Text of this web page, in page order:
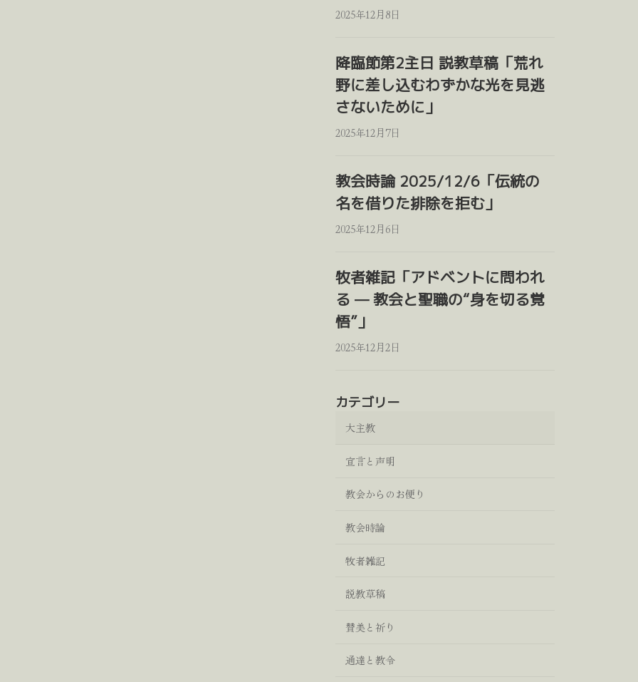
2025年12月8日
降臨節第2主日 説教草稿「荒れ
野に差し込むわずかな光を見逃
さないために」
2025年12月7日
教会時論 2025/12/6「伝統の
名を借りた排除を拒む」
2025年12月6日
牧者雑記「アドベントに問われ
る — 教会と聖職の“身を切る覚
悟”」
2025年12月2日
カテゴリー
大主教
宣言と声明
教会からのお便り
教会時論
牧者雑記
説教草稿
賛美と祈り
通達と教令